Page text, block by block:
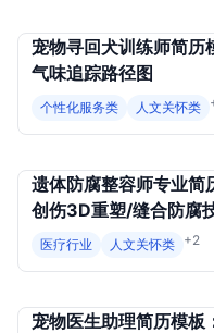
宠物寻回犬训练师简历
气味追踪路径图
个性化服务类 人文关怀类
遗体防腐整容师专业简
创伤3D重塑/缝合防腐
医疗行业 人文关怀类 +2
宠物医生助理简历模板